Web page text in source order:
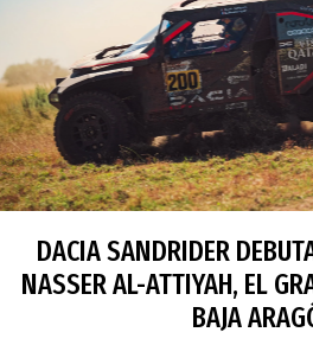
DACIA SANDRIDER
NASSER AL-ATTIYAH, EL
BAJA